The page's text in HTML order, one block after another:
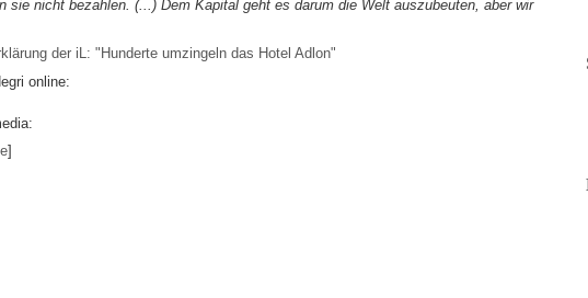
sie nicht bezahlen. (...) Dem Kapital geht es darum die Welt auszubeuten, aber wir
der iL: "Hunderte umzingeln das Hotel Adlon"
online:
]